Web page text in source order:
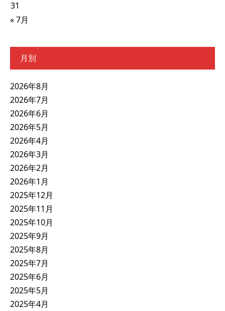
31
« 7月
月別
2026年8月
2026年7月
2026年6月
2026年5月
2026年4月
2026年3月
2026年2月
2026年1月
2025年12月
2025年11月
2025年10月
2025年9月
2025年8月
2025年7月
2025年6月
2025年5月
2025年4月